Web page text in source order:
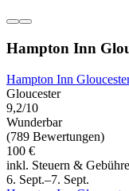
Hampton Inn
Hampton Inn
Gloucester
9,2/10
Wunderbar
(789 Bewertungen)
100 €
inkl. Steuern &
6. Sept.–7. Sept.